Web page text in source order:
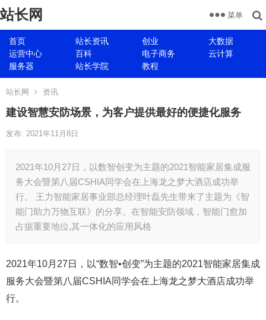
站长网
首页 站长资讯 创业
大数据
运营中心
百科 电子商务
云计算
服务器
站长学院 教程
菜单
站长网 资讯
建设智慧安防场景，为客户提供最好的便捷化服务
发布: 2021年11月8日
2021年10月27日，以数智创变为主题的2021智能家居集成服
务大会暨第八届CSHIA同学会在上海龙之梦大酒店成功举
行。 王力智能家居事业部总经理叶磊先生带来了主题为《智
能门助力万物互联》的分享。在智能安防领域，智能门愈加
占据重要地位,其一体化的应用风格
2021年10月27日，以“数智•创变”为主题的2021智能家居集成
服务大会暨第八届CSHIA同学会在上海龙之梦大酒店成功举
行。